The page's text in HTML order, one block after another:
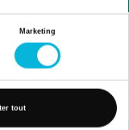
Marketing
tout